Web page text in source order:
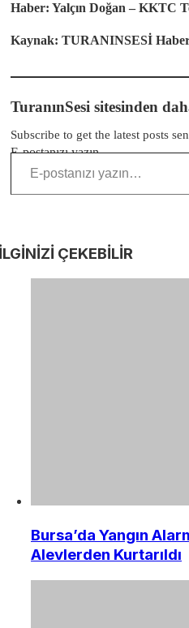
Haber: Yalçın Doğan – KKTC
Kaynak: TURANINSESİ
TuranınSesi sitesinden
Subscribe to get the latest posts
E-postanızı yazın…
ÇEKEBİLİR
Bursa’da Yangın
Alevlerden Kurtarıldı